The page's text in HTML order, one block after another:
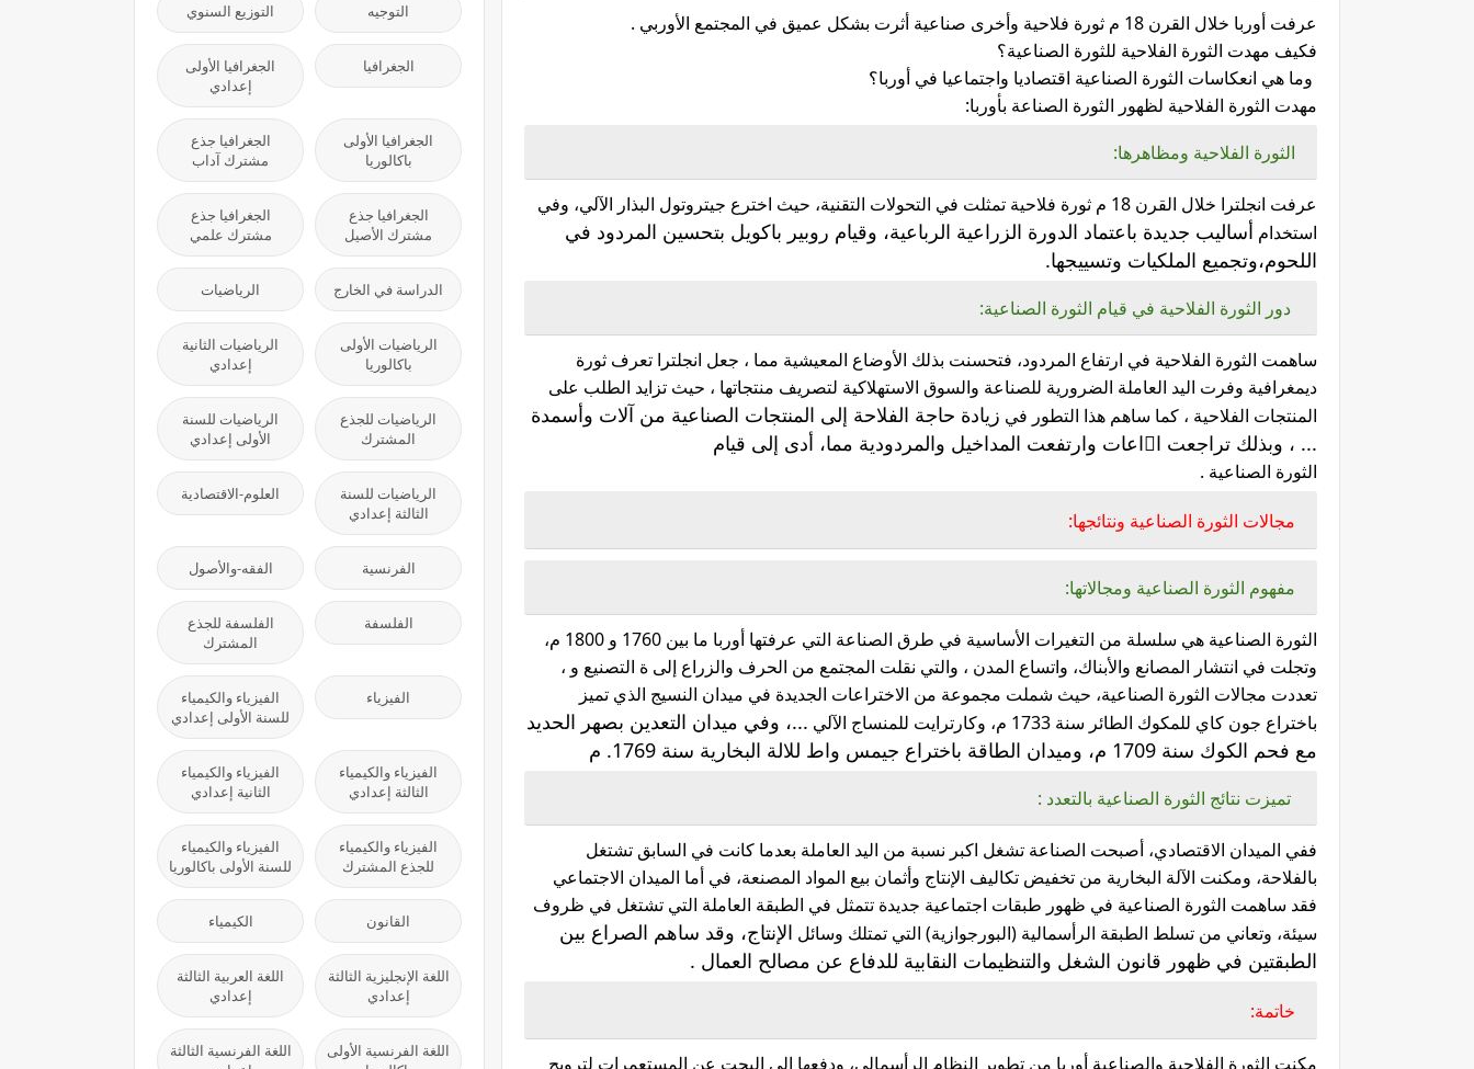
عرفت أوربا خلال القرن 18 م ثورة فلاحية وأخرى صناعية أثرت بشكل عميق في المجتمع الأوربي .
فكيف مهدت الثورة الفلاحية للثورة الصناعية؟
وما هي انعكاسات الثورة الصناعية اقتصاديا واجتماعيا في أوربا؟
مهدت الثورة الفلاحية لظهور الثورة الصناعة بأوربا:
الثورة الفلاحية ومظاهرها:
عرفت انجلترا خلال القرن 18 م ثورة فلاحية تمثلت في التحولات التقنية، حيث اخترع جيتروتول البذار الآلي، وفي
استخدام أساليب جديدة باعتماد الدورة الزراعية الرباعية، وقيام روبير باكويل بتحسين المردود في
اللحوم،وتجميع الملكيات وتسييجها.
دور الثورة الفلاحية في قيام الثورة الصناعية:
ساهمت الثورة الفلاحية في ارتفاع المردود، فتحسنت بذلك الأوضاع المعيشية مما ، جعل انجلترا تعرف ثورة
ديمغرافية وفرت اليد العاملة الضرورية للصناعة والسوق الاستهلاكية لتصريف منتجاتها ، حيث تزايد الطلب على
المنتجات الفلاحية ، كما ساهم هذا التطور في زيادة حاجة الفلاحة إلى المنتجات الصناعية من آلات وأسمدة
... ، وبذلك تراجعت ااعات وارتفعت المداخيل والمردودية مما، أدى إلى قيام
الثورة الصناعية .
مجالات الثورة الصناعية ونتائجها:
مفهوم الثورة الصناعية ومجالاتها:
الثورة الصناعية هي سلسلة من التغيرات الأساسية في طرق الصناعة التي عرفتها أوربا ما بين 1760 و 1800 م،
وتجلت في انتشار المصانع والأبناك، واتساع المدن ، والتي نقلت المجتمع من الحرف والزراع إلى ة التصنيع و ،
تعددت مجالات الثورة الصناعية، حيث شملت مجموعة من الاختراعات الجديدة في ميدان النسيج الذي تميز
باختراع جون كاي للمكوك الطائر سنة 1733 م، وكارترايت للمنساج الآلي
...، وفي ميدان التعدين بصهر الحديد
مع فحم الكوك سنة 1709 م، وميدان الطاقة باختراع جيمس واط للالة البخارية سنة 1769. م
تميزت نتائج الثورة الصناعية بالتعدد :
ففي الميدان الاقتصادي، أصبحت الصناعة تشغل اكبر نسبة من اليد العاملة بعدما كانت في السابق تشتغل
بالفلاحة، ومكنت الآلة البخارية من تخفيض تكاليف الإنتاج وأثمان بيع المواد المصنعة، في أما الميدان الاجتماعي
فقد ساهمت الثورة الصناعية في ظهور طبقات اجتماعية جديدة تتمثل في الطبقة العاملة التي تشتغل في ظروف
سيئة، وتعاني من تسلط الطبقة الرأسمالية (البورجوازية) التي تمتلك وسائل الإنتاج، وقد ساهم الصراع بين
الطبقتين في ظهور قانون الشغل والتنظيمات النقابية للدفاع عن مصالح العمال .
خاتمة:
مكنت الثورة الفلاحية والصناعية أوربا من تطوير النظام الرأسمالي، ودفعها إلى البحت عن المستعمرات لترويج
التوجيه التوزيع السنوي
الجغرافيا
الجغرافيا الأولى
إعدادي
الجغرافيا الأولى
باكالوريا
الجغرافيا جذع
مشترك آداب
الجغرافيا جذع
مشترك الأصيل
الجغرافيا جذع
مشترك علمي
الدراسة في الخارج الرياضيات
الرياضيات الأولى
باكالوريا
الرياضيات الثانية
إعدادي
الرياضيات للجذع
المشترك
الرياضيات للسنة
الأولى إعدادي
الرياضيات للسنة
الثالثة إعدادي
العلوم-الاقتصادية
الفرنسية الفقه-والأصول
الفلسفة
الفلسفة للجذع
المشترك
الفيزياء
الفيزياء والكيمياء
للسنة الأولى إعدادي
الفيزياء والكيمياء
الثالثة إعدادي
الفيزياء والكيمياء
الثانية إعدادي
الفيزياء والكيمياء
للجذع المشترك
الفيزياء والكيمياء
للسنة الأولى باكالوريا
القانون الكيمياء
اللغة الإنجليزية الثالثة
إعدادي
اللغة العربية الثالثة
إعدادي
اللغة الفرنسية الأولى
اللغة الفرنسية الثالثة